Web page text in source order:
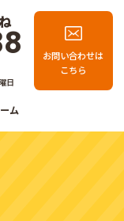
日
ム
お問い合わせは
こちら